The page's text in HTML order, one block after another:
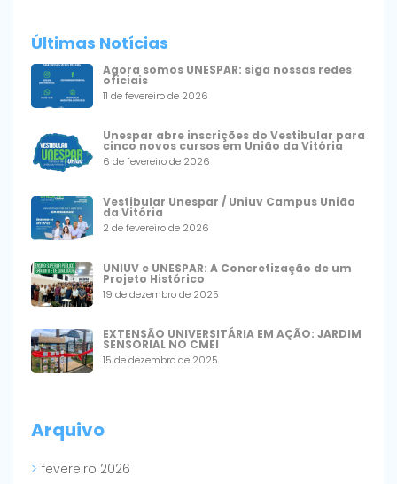
Últimas Notícias
Agora somos UNESPAR: siga nossas redes
oficiais
11 de fevereiro de 2026
Unespar abre inscrições do Vestibular para
cinco novos cursos em União da Vitória
6 de fevereiro de 2026
Vestibular Unespar / Uniuv Campus União
da Vitória
2 de fevereiro de 2026
UNIUV e UNESPAR: A Concretização de um
Projeto Histórico
19 de dezembro de 2025
EXTENSÃO UNIVERSITÁRIA EM AÇÃO: JARDIM
SENSORIAL NO CMEI
15 de dezembro de 2025
Arquivo
fevereiro 2026